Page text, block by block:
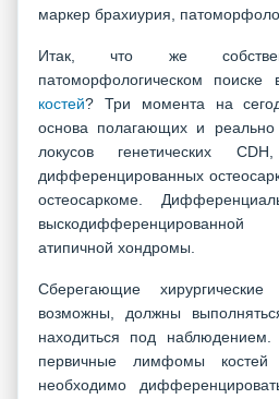
маркер брахиурия,
Итак, что же
патоморфологическом поиске
костей? Три момента на
основа полагающих и
локусов генетических
дифференцированных
остеосаркоме.
атипичной хондромы.
Сберегающие
возможны, должны
находиться под
первичные лимфомы
необходимо